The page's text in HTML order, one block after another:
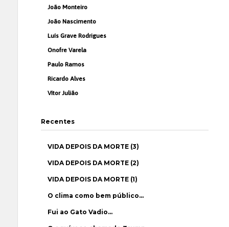
João Monteiro
João Nascimento
Luís Grave Rodrigues
Onofre Varela
Paulo Ramos
Ricardo Alves
Vítor Julião
Recentes
VIDA DEPOIS DA MORTE (3)
VIDA DEPOIS DA MORTE (2)
VIDA DEPOIS DA MORTE (1)
O clima como bem público…
Fui ao Gato Vadio…